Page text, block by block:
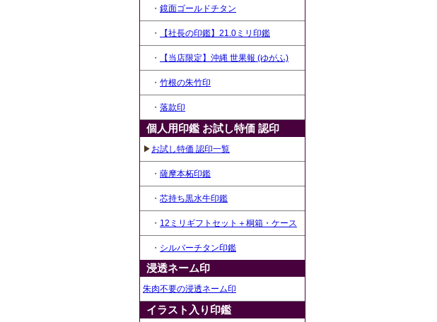
・ 鏡面ゴールドチタン
・ 【社長の印鑑】21.0ミリ印鑑
・ 【当店限定】沖縄 世果報 (ゆがふ)
・ 竹根の朱竹印
・ 落款印
個人用印鑑 お試し特価 認印
▶ お試し特価 認印一覧
・ 薩摩本柘印鑑
・ 芯持ち黒水牛印鑑
・ 12ミリギフトセット＋桐箱・ケース
・ シルバーチタン印鑑
浸透ネーム印
朱肉不要の浸透ネーム印
イラスト入り印鑑